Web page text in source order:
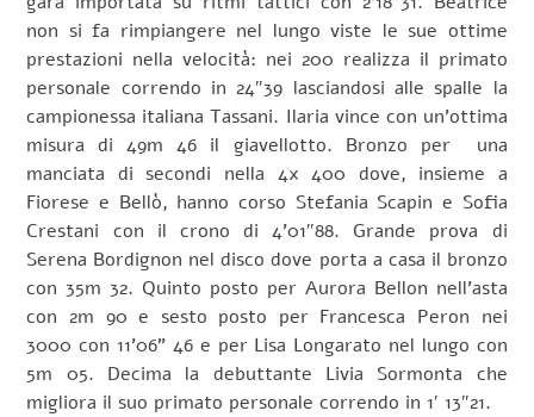
non si fa rimpiangere nel lungo viste le sue ottime
prestazioni nella velocità: nei 200 realizza il primato
personale correndo in 24″39 lasciandosi alle spalle la
campionessa italiana Tassani. Ilaria vince con un’ottima
misura di 49m 46 il giavellotto. Bronzo per una
manciata di secondi nella 4x 400 dove, insieme a
Fiorese e Bellò, hanno corso Stefania Scapin e Sofia
Crestani con il crono di 4’01″88. Grande prova di
Serena Bordignon nel disco dove porta a casa il bronzo
con 35m 32. Quinto posto per Aurora Bellon nell’asta
con 2m 90 e sesto posto per Francesca Peron nei
3000 con 11’06” 46 e per Lisa Longarato nel lungo con
5m 05. Decima la debuttante Livia Sormonta che
migliora il suo primato personale correndo in 1′ 13″21.